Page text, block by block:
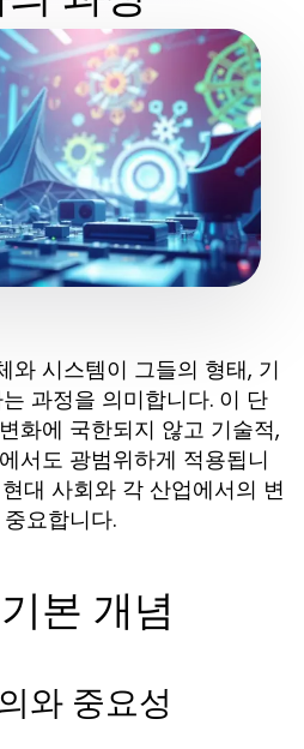
와 시스템이 그들의 형태, 기
과정을 의미합니다. 이 단
화에 국한되지 않고 기술적,
서도 광범위하게 적용됩니
대 사회와 각 산업에서의 변
요합니다.
본 개념
와 중요성